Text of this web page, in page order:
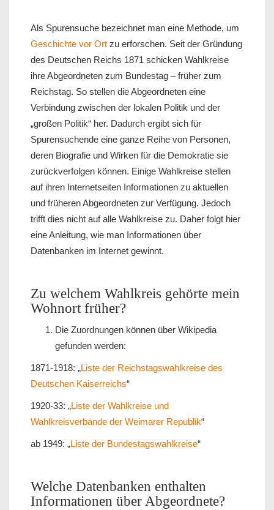
Als Spurensuche bezeichnet man eine Methode, um
Geschichte vor Ort zu erforschen. Seit der Gründung
des Deutschen Reichs 1871 schicken Wahlkreise
ihre Abgeordneten zum Bundestag – früher zum
Reichstag. So stellen die Abgeordneten eine
Verbindung zwischen der lokalen Politik und der
„großen Politik“ her. Dadurch ergibt sich für
Spurensuchende eine ganze Reihe von Personen,
deren Biografie und Wirken für die Demokratie sie
zurückverfolgen können. Einige Wahlkreise stellen
auf ihren Internetseiten Informationen zu aktuellen
und früheren Abgeordneten zur Verfügung. Jedoch
trifft dies nicht auf alle Wahlkreise zu. Daher folgt hier
eine Anleitung, wie man Informationen über
Datenbanken im Internet gewinnt.
Zu welchem Wahlkreis gehörte mein
Wohnort früher?
Die Zuordnungen können über Wikipedia
gefunden werden:
1871-1918: „Liste der Reichstagswahlkreise des
Deutschen Kaiserreichs“
1920-33: „Liste der Wahlkreise und
Wahlkreisverbände der Weimarer Republik“
ab 1949: „Liste der Bundestagswahlkreise“
Welche Datenbanken enthalten
Informationen über Abgeordnete?